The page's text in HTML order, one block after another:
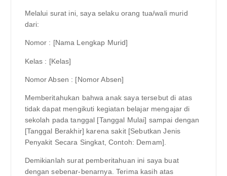
Melalui surat ini, saya selaku orang tua/wali murid
dari:
Nomor : [Nama Lengkap Murid]
Kelas : [Kelas]
Nomor Absen : [Nomor Absen]
Memberitahukan bahwa anak saya tersebut di atas
tidak dapat mengikuti kegiatan belajar mengajar di
sekolah pada tanggal [Tanggal Mulai] sampai dengan
[Tanggal Berakhir] karena sakit [Sebutkan Jenis
Penyakit Secara Singkat, Contoh: Demam].
Demikianlah surat pemberitahuan ini saya buat
dengan sebenar-benarnya. Terima kasih atas